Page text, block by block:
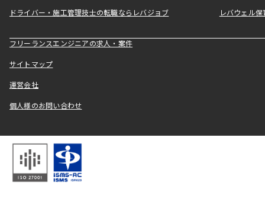
ドライバー・施工管理技士の転職ならレバジョブ レバウェル
フリーランスエンジニアの求人・案件
サイトマップ
運営会社
個人様のお問い合わせ